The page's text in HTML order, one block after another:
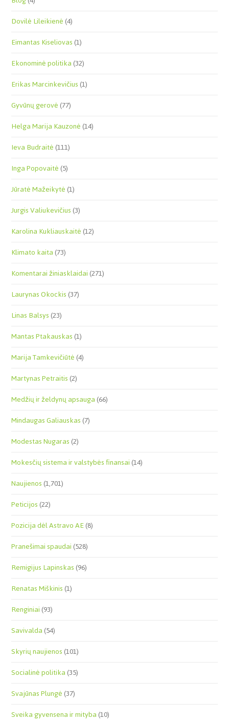
Dovilė Lileikienė(4)
Eimantas Kiseliovas(1)
Ekonominė politika(32)
Erikas Marcinkevičius(1)
Gyvūnų gerovė(77)
Helga Marija Kauzonė(14)
Ieva Budraitė(111)
Inga Popovaitė(5)
Jūratė Mažeikytė(1)
Jurgis Valiukevičius(3)
Karolina Kukliauskaitė(12)
Klimato kaita(73)
Komentarai žiniasklaidai(271)
Laurynas Okockis(37)
Linas Balsys(23)
Mantas Ptakauskas(1)
Marija Tamkevičiūtė(4)
Martynas Petraitis(2)
Medžių ir želdynų apsauga(66)
Mindaugas Galiauskas(7)
Modestas Nugaras(2)
Mokesčių sistema ir valstybės finansai(14)
Naujienos(1,701)
Peticijos(22)
Pozicija dėl Astravo AE(8)
Pranešimai spaudai(528)
Remigijus Lapinskas(96)
Renatas Miškinis(1)
Renginiai(93)
Savivalda(54)
Skyrių naujienos(101)
Socialinė politika(35)
Svajūnas Plungė(37)
Sveika gyvensena ir mityba(10)